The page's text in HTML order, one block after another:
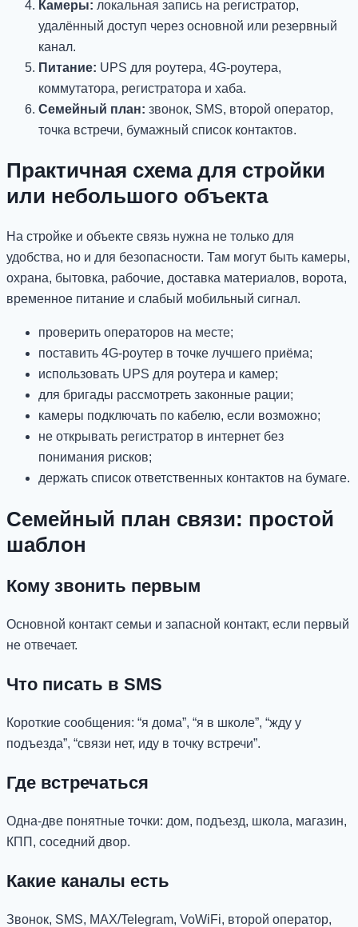
Камеры: локальная запись на регистратор,
удалённый доступ через основной или резервный
канал.
Питание: UPS для роутера, 4G-роутера,
коммутатора, регистратора и хаба.
Семейный план: звонок, SMS, второй оператор,
точка встречи, бумажный список контактов.
Практичная схема для стройки
или небольшого объекта
На стройке и объекте связь нужна не только для
удобства, но и для безопасности. Там могут быть камеры,
охрана, бытовка, рабочие, доставка материалов, ворота,
временное питание и слабый мобильный сигнал.
проверить операторов на месте;
поставить 4G-роутер в точке лучшего приёма;
использовать UPS для роутера и камер;
для бригады рассмотреть законные рации;
камеры подключать по кабелю, если возможно;
не открывать регистратор в интернет без
понимания рисков;
держать список ответственных контактов на бумаге.
Семейный план связи: простой
шаблон
Кому звонить первым
Основной контакт семьи и запасной контакт, если первый
не отвечает.
Что писать в SMS
Короткие сообщения: “я дома”, “я в школе”, “жду у
подъезда”, “связи нет, иду в точку встречи”.
Где встречаться
Одна-две понятные точки: дом, подъезд, школа, магазин,
КПП, соседний двор.
Какие каналы есть
Звонок, SMS, MAX/Telegram, VoWiFi, второй оператор,